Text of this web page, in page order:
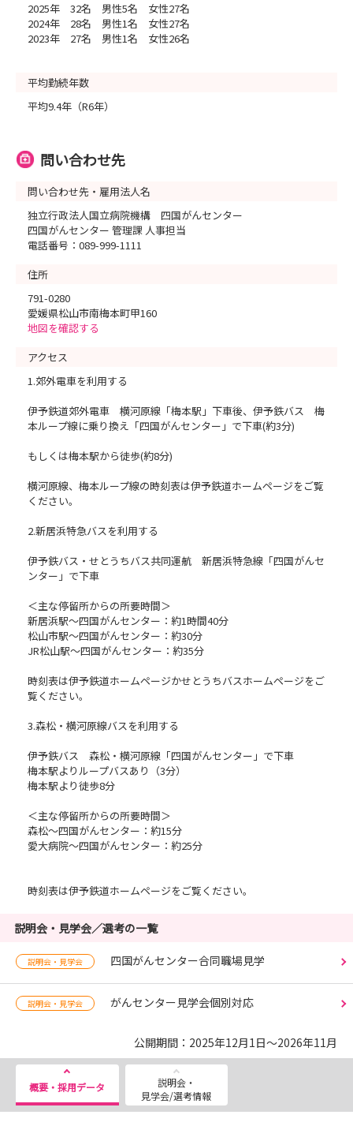
2025年 32名 男性5名 女性27名
2024年 28名 男性1名 女性27名
2023年 27名 男性1名 女性26名
平均勤続年数
平均9.4年（R6年）
問い合わせ先
問い合わせ先・雇用法人名
独立行政法人国立病院機構 四国がんセンター
四国がんセンター 管理課 人事担当
電話番号：089-999-1111
住所
791-0280
愛媛県松山市南梅本町甲160
地図を確認する
アクセス
1.郊外電車を利用する
伊予鉄道郊外電車 横河原線「梅本駅」下車後、伊予鉄バス 梅
本ループ線に乗り換え「四国がんセンター」で下車(約3分)
もしくは梅本駅から徒歩(約8分)
横河原線、梅本ループ線の時刻表は伊予鉄道ホームページをご覧
ください。
2.新居浜特急バスを利用する
伊予鉄バス・せとうちバス共同運航 新居浜特急線「四国がんセ
ンター」で下車
＜主な停留所からの所要時間＞
新居浜駅～四国がんセンター：約1時間40分
松山市駅～四国がんセンター：約30分
JR松山駅～四国がんセンター：約35分
時刻表は伊予鉄道ホームページかせとうちバスホームページをご
覧ください。
3.森松・横河原線バスを利用する
伊予鉄バス 森松・横河原線「四国がんセンター」で下車
梅本駅よりループバスあり（3分）
梅本駅より徒歩8分
＜主な停留所からの所要時間＞
森松～四国がんセンター：約15分
愛大病院～四国がんセンター：約25分
時刻表は伊予鉄道ホームページをご覧ください。
説明会・見学会／選考の一覧
説明会・見学会 四国がんセンター合同職場見学
説明会・見学会 がんセンター見学会個別対応
公開期間：2025年12月1日～2026年11月
概要・採用データ
説明会・
見学会/選考情報